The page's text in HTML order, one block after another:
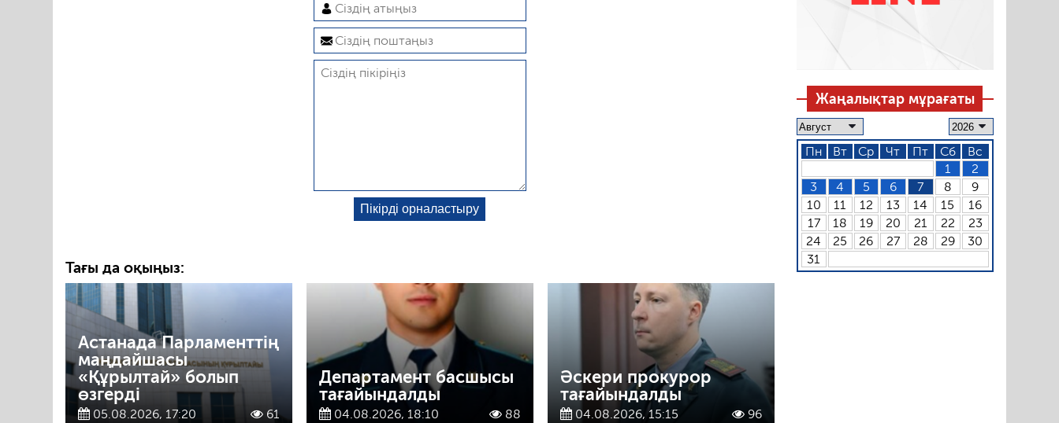
Тағы да оқыңыз:
Астанада Парламенттің
маңдайшасы
«Құрылтай» болып
өзгерді
05.08.2026, 17:20 61
Департамент басшысы
тағайындалды
04.08.2026, 18:10 88
Әскери прокурор
тағайындалды
04.08.2026, 15:15 96
Жаңалықтар мұрағаты
Пн Вт Ср Чт Пт Сб
Вс
1
2
3
4 5 6 7 8
9
10
11 12 13 14 15
16
17
18 19 20 21 22
23
24
25 26 27 28 29
30
31